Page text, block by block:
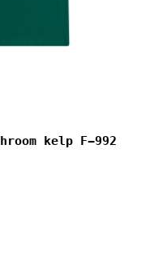
kelp F-992